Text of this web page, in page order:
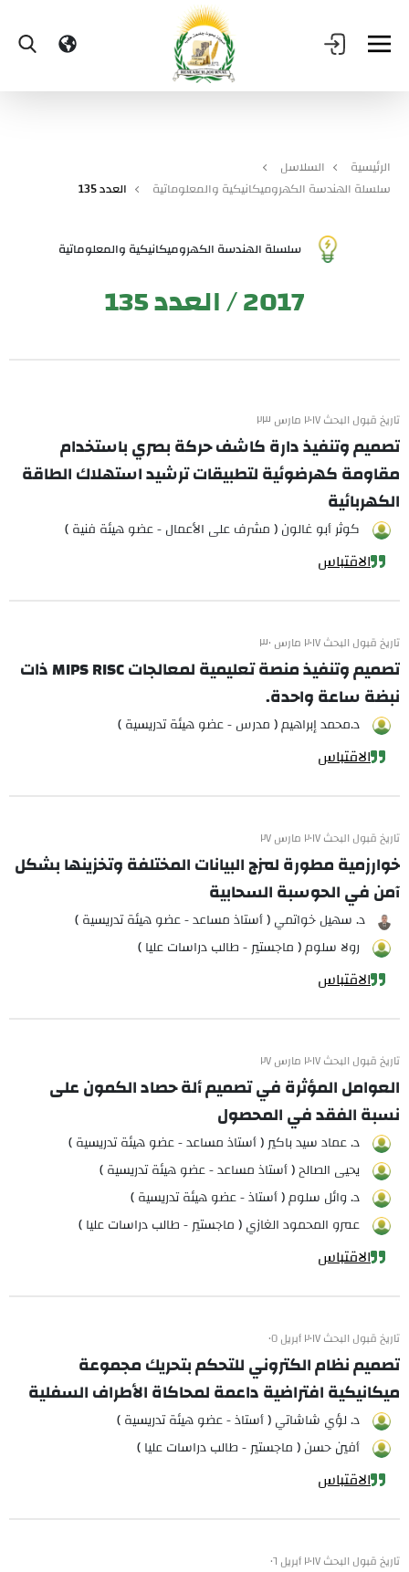
الرئيسية
السلاسل
سلسلة الهندسة الكهروميكانيكية والمعلوماتية
العدد 135
سلسلة الهندسة الكهروميكانيكية والمعلوماتية
2017 / العدد 135
تاريخ قبول البحث ٢٠١٧ مارس ٢٣
تصميم وتنفيذ دارة كاشف حركة بصري باستخدام
مقاومة كهرضوئية لتطبيقات ترشيد استهلاك الطاقة
الكهربائية
كوثر أبو غالون ( مشرف على الأعمال - عضو هيئة فنية )
الاقتباس
تاريخ قبول البحث ٢٠١٧ مارس ٣٠
تصميم وتنفيذ منصة تعليمية لمعالجات MIPS RISC ذات
نبضة ساعة واحدة.
د.محمد إبراهيم ( مدرس - عضو هيئة تدريسية )
الاقتباس
تاريخ قبول البحث ٢٠١٧ مارس ٢٧
خوارزمية مطورة لمزج البيانات المختلفة وتخزينها بشكل
آمن في الحوسبة السحابية
د. سهيل خواتمي ( أستاذ مساعد - عضو هيئة تدريسية )
رولا سلوم ( ماجستير - طالب دراسات عليا )
الاقتباس
تاريخ قبول البحث ٢٠١٧ مارس ٢٧
العوامل المؤثرة في تصميم ألة حصاد الكمون على
نسبة الفقد في المحصول
د. عماد سيد باكير ( أستاذ مساعد - عضو هيئة تدريسية )
يحيى الصالح ( أستاذ مساعد - عضو هيئة تدريسية )
د. وائل سلوم ( أستاذ - عضو هيئة تدريسية )
عمرو المحمود الغازي ( ماجستير - طالب دراسات عليا )
الاقتباس
تاريخ قبول البحث ٢٠١٧ أبريل ٠٥
تصميم نظام الكتروني للتحكم بتحريك مجموعة
ميكانيكية افتراضية داعمة لمحاكاة الأطراف السفلية
د. لؤي شاشاتي ( أستاذ - عضو هيئة تدريسية )
أفين حسن ( ماجستير - طالب دراسات عليا )
الاقتباس
تاريخ قبول البحث ٢٠١٧ أبريل ٠٦